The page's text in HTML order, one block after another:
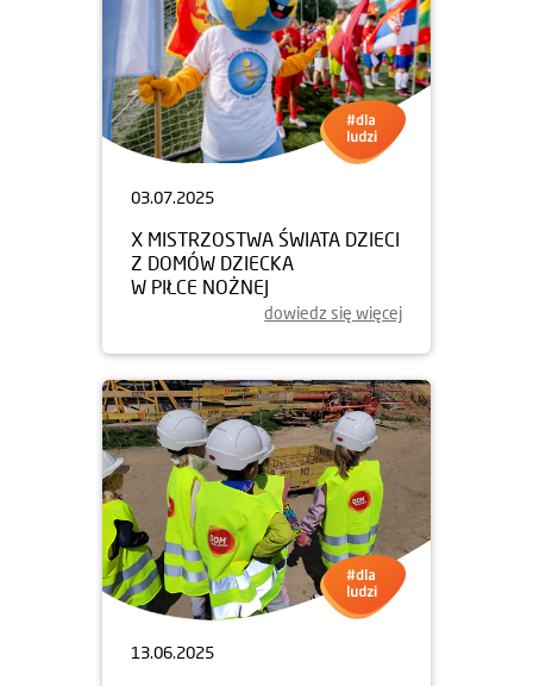
03.07.2025
X MISTRZOSTWA ŚWIATA DZIECI
Z DOMÓW DZIECKA
W PIŁCE NOŻNEJ
dowiedz się więcej
13.06.2025